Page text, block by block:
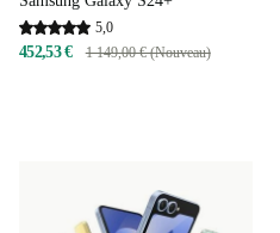
5,0
452,53 € 1 149,00 € (Nouveau)